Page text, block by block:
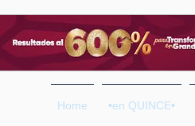
Home •en QUINCE•